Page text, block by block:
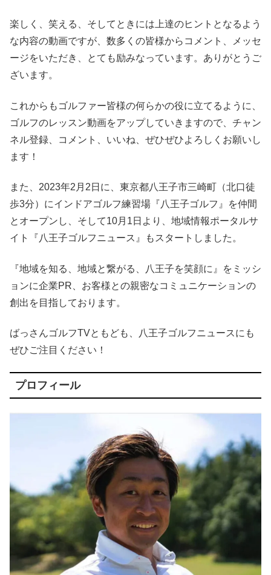
楽しく、笑える、そしてときには上達のヒントとなるよう
な内容の動画ですが、数多くの皆様からコメント、メッセ
ージをいただき、とても励みなっています。ありがとうご
ざいます。
これからもゴルファー皆様の何らかの役に立てるように、
ゴルフのレッスン動画をアップしていきますので、チャン
ネル登録、コメント、いいね、ぜひぜひよろしくお願いし
ます！
また、2023年2月2日に、東京都八王子市三崎町（北口徒
歩3分）にインドアゴルフ練習場『八王子ゴルフ』を仲間
とオープンし、そして10月1日より、地域情報ポータルサ
イト『八王子ゴルフニュース』もスタートしました。
『地域を知る、地域と繋がる、八王子を笑顔に』をミッシ
ョンに企業PR、お客様との親密なコミュニケーションの
創出を目指しております。
ばっさんゴルフTVともども、八王子ゴルフニュースにも
ぜひご注目ください！
プロフィール